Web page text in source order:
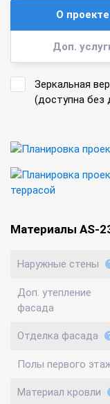
О проекте
Доп.
Зеркальная
(доступна без
Материалы AS-
Наружные стены
Доп. утепление
фасада
Отделка фасада
Полы первого
Материал кровли